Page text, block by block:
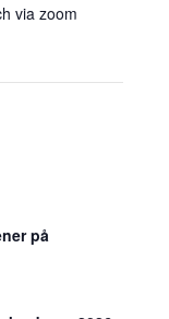
via zoom
på